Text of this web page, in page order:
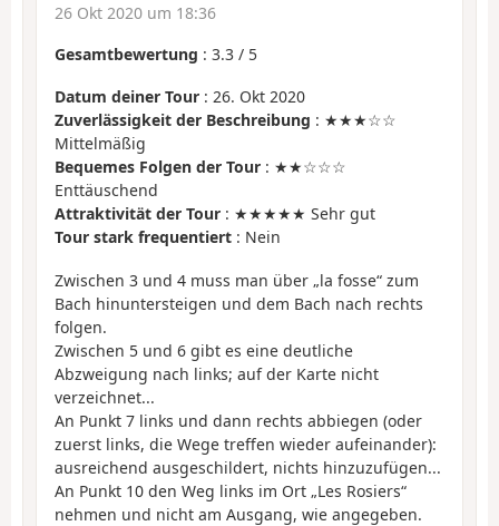
26 Okt 2020 um 18:36
Gesamtbewertung : 3.3 / 5
Datum deiner Tour : 26. Okt 2020
Zuverlässigkeit der Beschreibung : ★★★☆☆
Mittelmäßig
Bequemes Folgen der Tour : ★★☆☆☆
Enttäuschend
Attraktivität der Tour : ★★★★★ Sehr gut
Tour stark frequentiert : Nein
Zwischen 3 und 4 muss man über „la fosse“ zum
Bach hinuntersteigen und dem Bach nach rechts
folgen.
Zwischen 5 und 6 gibt es eine deutliche
Abzweigung nach links; auf der Karte nicht
verzeichnet...
An Punkt 7 links und dann rechts abbiegen (oder
zuerst links, die Wege treffen wieder aufeinander):
ausreichend ausgeschildert, nichts hinzuzufügen...
An Punkt 10 den Weg links im Ort „Les Rosiers“
nehmen und nicht am Ausgang, wie angegeben.